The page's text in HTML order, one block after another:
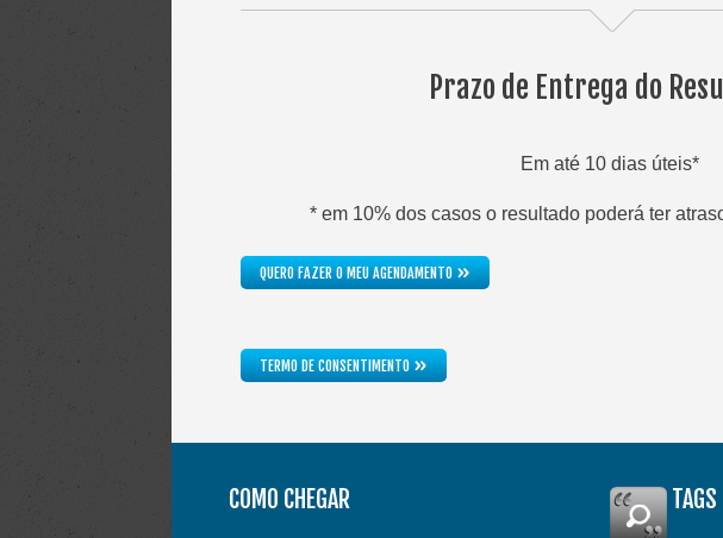
Prazo de Entrega do
Em até 10 dias úteis*
* em 10% dos casos o resultado poderá ter
QUERO FAZER O MEU AGENDAMENTO»
TERMO DE CONSENTIMENTO»
COMO CHEGAR